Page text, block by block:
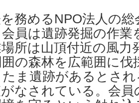
務めるNPO法人の
員は遺跡発掘の作
所は山頂付近の風力
の森林を広範囲に伐
ま遺跡があるとさ
なされている。会